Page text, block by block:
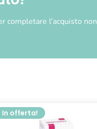
completare l'acquisto non
In offerta!